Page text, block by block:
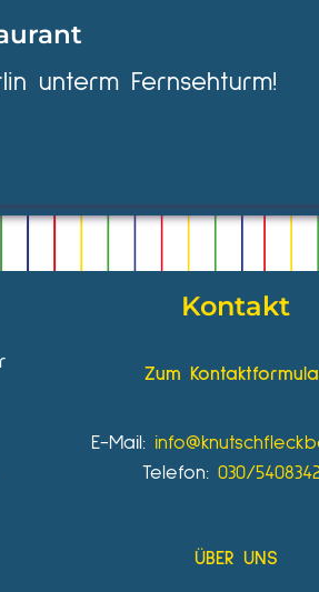
unterm Fernsehturm!
Kontakt
Zum
E-Mail:
Telefon: 030/
ÜBER UNS